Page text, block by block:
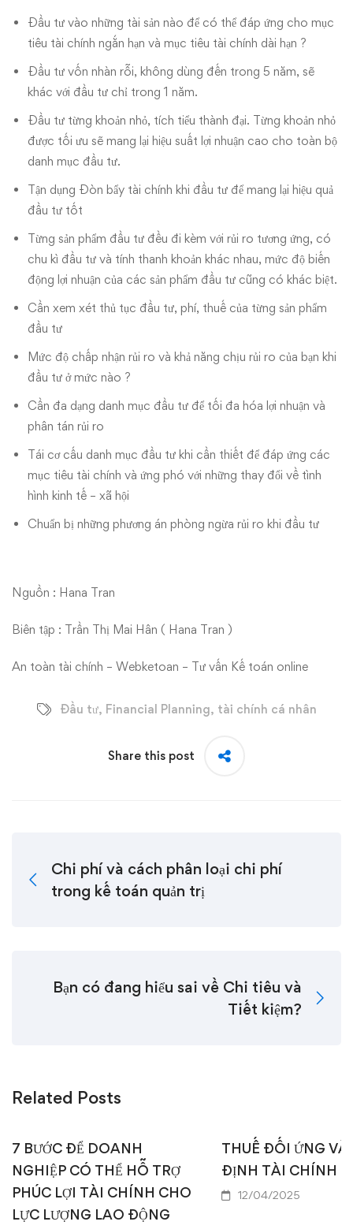
Đầu tư vào những tài sản nào để có thể đáp ứng cho mục
tiêu tài chính ngắn hạn và mục tiêu tài chính dài hạn ?
Đầu tư vốn nhàn rỗi, không dùng đến trong 5 năm, sẽ
khác với đầu tư chỉ trong 1 năm.
Đầu tư từng khoản nhỏ, tích tiểu thành đại. Từng khoản nhỏ
được tối ưu sẽ mang lại hiệu suất lợi nhuận cao cho toàn bộ
danh mục đầu tư.
Tận dụng Đòn bẩy tài chính khi đầu tư để mang lại hiệu quả
đầu tư tốt
Từng sản phẩm đầu tư đều đi kèm với rủi ro tương ứng, có
chu kì đầu tư và tính thanh khoản khác nhau, mức độ biến
động lợi nhuận của các sản phẩm đầu tư cũng có khác biệt.
Cần xem xét thủ tục đầu tư, phí, thuế của từng sản phẩm
đầu tư
Mức độ chấp nhận rủi ro và khả năng chịu rủi ro của bạn khi
đầu tư ở mức nào ?
Cần đa dạng danh mục đầu tư để tối đa hóa lợi nhuận và
phân tán rủi ro
Tái cơ cấu danh mục đầu tư khi cần thiết để đáp ứng các
mục tiêu tài chính và ứng phó với những thay đổi về tình
hình kinh tế – xã hội
Chuẩn bị những phương án phòng ngừa rủi ro khi đầu tư
Nguồn : Hana Tran
Biên tập : Trần Thị Mai Hân ( Hana Tran )
An toàn tài chính – Webketoan – Tư vấn Kế toán online
Đầu tư, Financial Planning, tài chính cá nhân
Share this post
Chi phí và cách phân loại chi phí
trong kế toán quản trị
Bạn có đang hiểu sai về Chi tiêu và
Tiết kiệm?
Related Posts
7 BƯỚC ĐỂ DOANH
NGHIỆP CÓ THỂ HỖ TRỢ
PHÚC LỢI TÀI CHÍNH CHO
LỰC LƯỢNG LAO ĐỘNG
THUẾ ĐỐI ỨNG VÀ
ĐỊNH TÀI CHÍNH
12/04/2025